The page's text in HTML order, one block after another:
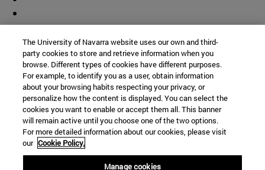
The University of Navarra website uses our own and third-
party cookies to store and retrieve information when you
browse. Different types of cookies have different purposes.
For example, to identify you as a user, obtain information
about your browsing habits respecting your privacy, or
personalize how the content is displayed. You can select the
cookies you want to enable or accept them all. This banner
will remain active until you choose one of the two options.
For more detailed information about our cookies, please visit
our Cookie Policy.
Manage cookies